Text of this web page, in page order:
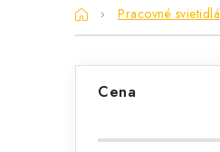
DomovPracovné svietidlá
B
Cena